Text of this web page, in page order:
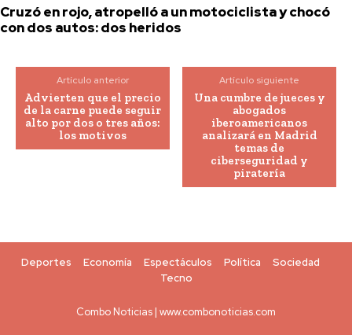
Cruzó en rojo, atropelló a un motociclista y chocó
con dos autos: dos heridos
Artículo anterior
Advierten que el precio
de la carne puede seguir
alto por dos o tres años:
los motivos
Artículo siguiente
Una cumbre de jueces y
abogados
iberoamericanos
analizará en Madrid
temas de
ciberseguridad y
piratería
Deportes Economía Espectáculos Política
Sociedad
Tecno
Combo Noticias | www.combonoticias.com